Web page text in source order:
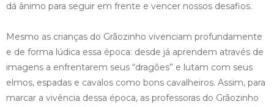
dá ânimo para seguir em frente e vencer nossos desafios.
Mesmo as crianças do Grãozinho vivenciam profundamente
e de forma lúdica essa época: desde já aprendem através de
imagens a enfrentarem seus “dragões” e lutam com seus
elmos, espadas e cavalos como bons cavalheiros. Assim, para
marcar a vivência dessa época, as professoras do Grãozinho